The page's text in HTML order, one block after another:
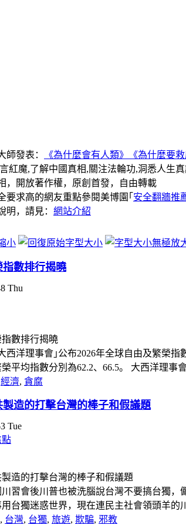
師發表： 《為什麼會有人類》 《為什麼要
紅魔,了解中國真相,關注法輪功,洞悉人生
，開放著作權，原創首發，自由轉載
要求高的網友重點參閱美博園｢ 安全翻牆推
明，請見： 網站介紹
指數排行揭曉
Thu
西洋理事會｣公布2026年全球自由及繁榮
平均指數分別為62.2、66.5。 大西洋理
經濟, 貪腐
造的打擊台灣的棒子和假議題
Tue
點
川習會後川普也被洗腦說台灣不要搞台獨
台獨迷惑世界，現在連民主社會領頭羊
, 台灣, 台獨, 旅遊, 欺騙, 邪教